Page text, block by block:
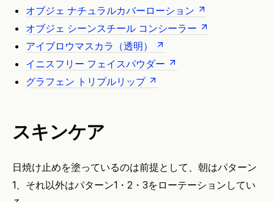
オブジェ ナチュラルカバーローション
オブジェ シーンスチール コンシーラー
アイブロウマスカラ（透明）
イニスフリー フェイスパウダー
グラフェン トリプルリップ
スキンケア
日焼け止めを塗っているのは前提として、朝はパターン
1、それ以外はパターン1・2・3をローテーションしてい